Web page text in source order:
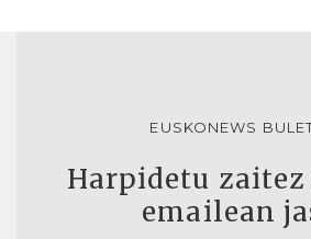
EUSKONEWS
Harpidetu zaitez
emailean